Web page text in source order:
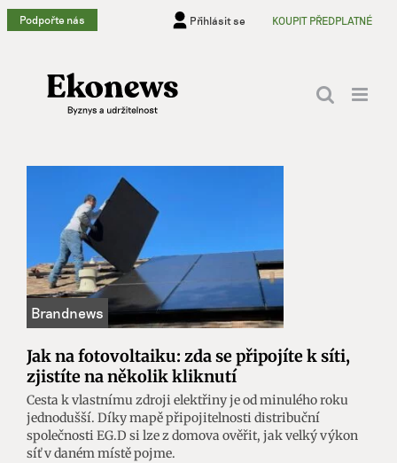
Přeskočit
na
Podpořte nás Přihlásit se KOUPIT PŘEDPLATNÉ
Jak na fotovoltaiku: zda se připojíte k síti,
zjistíte na několik kliknutí
Cesta k vlastnímu zdroji elektřiny je od minulého roku
jednodušší. Díky mapě připojitelnosti distribuční
společnosti EG.D si lze z domova ověřit, jak velký výkon
síť v daném místě pojme.